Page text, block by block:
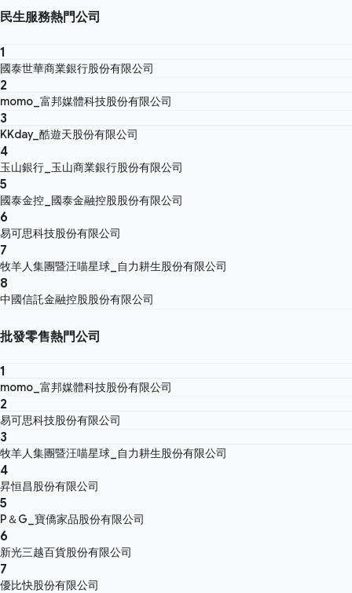
民生服務熱門公司
1
國泰世華商業銀行股份有限公司
2
momo_富邦媒體科技股份有限公司
3
KKday_酷遊天股份有限公司
4
玉山銀行_玉山商業銀行股份有限公司
5
國泰金控_國泰金融控股股份有限公司
6
易可思科技股份有限公司
7
牧羊人集團暨汪喵星球_自力耕生股份有限公司
8
中國信託金融控股股份有限公司
批發零售熱門公司
1
momo_富邦媒體科技股份有限公司
2
易可思科技股份有限公司
3
牧羊人集團暨汪喵星球_自力耕生股份有限公司
4
昇恒昌股份有限公司
5
P＆G_寶僑家品股份有限公司
6
新光三越百貨股份有限公司
7
優比快股份有限公司